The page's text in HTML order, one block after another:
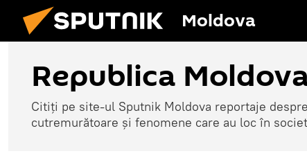
Moldova
Republica
Citiți pe site-ul Sputnik Moldova reportaje
cutremurătoare și fenomene care au loc în